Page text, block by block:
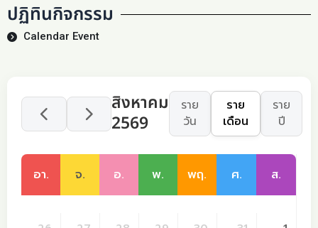
ปฏิทินกิจกรรม
Calendar Event
สิงหาคม
2569
ราย
วัน
ราย
เดือน
ราย
ปี
อา. จ. อ. พ. พฤ. ศ. ส.